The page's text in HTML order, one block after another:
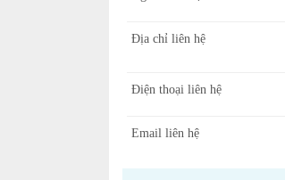
Địa chỉ liên hệ
Điện thoại liên hệ
Email liên hệ